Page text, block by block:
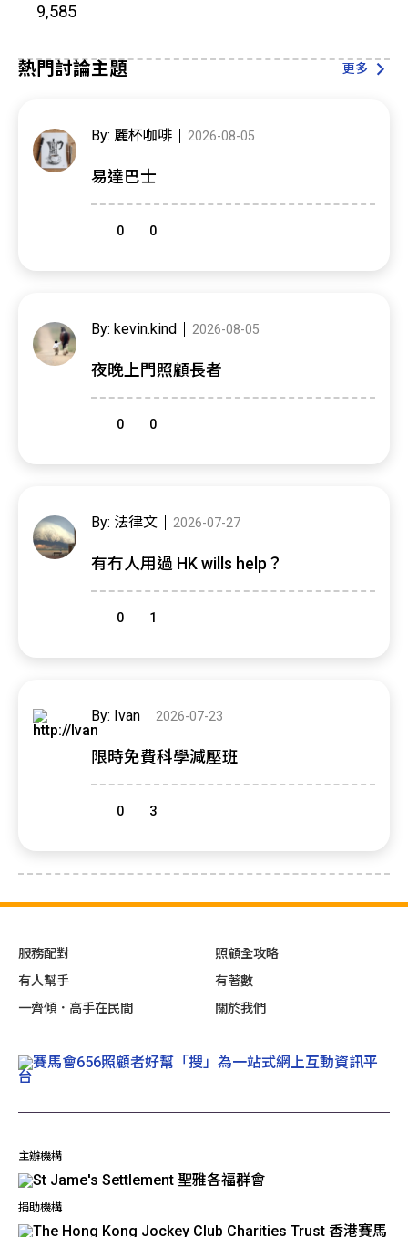
熱門討論主題 更多
By: 麗杯咖啡 2026-08-05
易達巴士
0 0
By: kevin.kind 2026-08-05
夜晚上門照顧長者
0 0
By: 法律文 2026-07-27
有冇人用過 HK wills help？
0 1
By: Ivan 2026-07-23
限時免費科學減壓班
0 3
9,585
主辦機構
捐助機構
服務配對
有人幫手
一齊傾．高手在民間
照顧全攻略
有著數
關於我們